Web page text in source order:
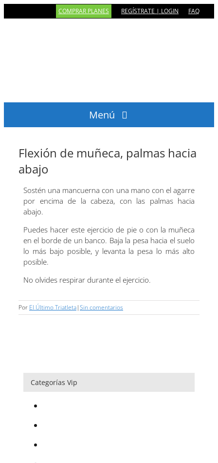
al
COMPRAR PLANES REGÍSTRATE | LOGIN FAQ
Menú
SPRINT
IRONMAN
Flexión de muñeca, palmas hacia
abajo
Sostén una mancuerna con una mano con el agarre
por encima de la cabeza, con las palmas hacia
abajo.
Puedes hacer este ejercicio de pie o con la muñeca
en el borde de un banco. Baja la pesa hacia el suelo
lo más bajo posible, y levanta la pesa lo más alto
posible.
No olvides respirar durante el ejercicio.
Por El Último Triatleta|Sin comentarios
Categorías Vip